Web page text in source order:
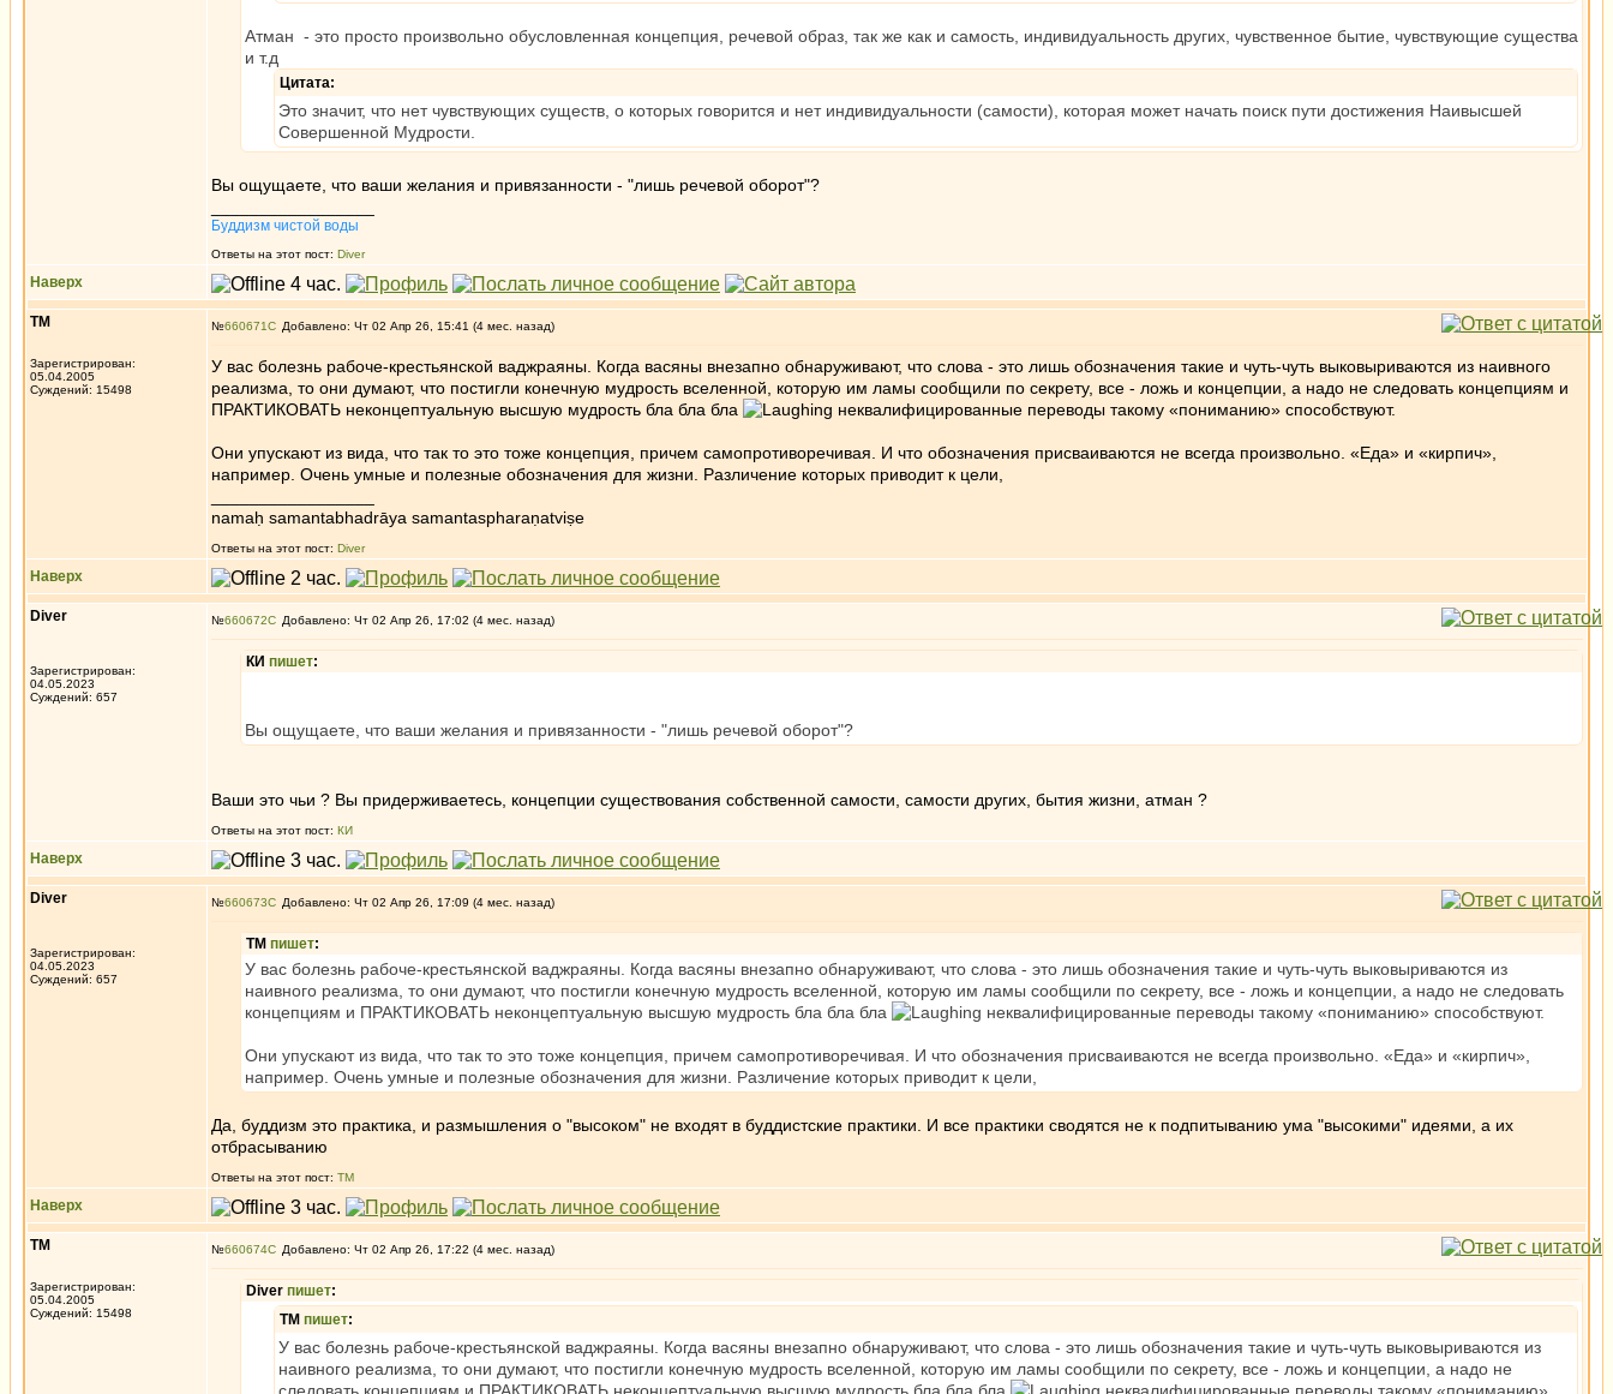
Атман - это просто произвольно обусловленная концепция, речевой образ, так же как и самость, индивидуальность других, чувственное бытие, чувствующие существа
и т.д
Цитата:
Это значит, что нет чувствующих существ, о которых говорится и нет индивидуальности (самости), которая может начать поиск пути достижения Наивысшей
Совершенной Мудрости.
Вы ощущаете, что ваши желания и привязанности - "лишь речевой оборот"?
Буддизм чистой воды
Ответы на этот пост: Diver
Наверх
ТМ
Зарегистрирован:
05.04.2005
Суждений: 15498
№660671 Добавлено: Чт 02 Апр 26, 15:41 (4 мес. назад)
У вас болезнь рабоче-крестьянской ваджраяны. Когда васяны внезапно обнаруживают, что слова - это лишь обозначения такие и чуть-чуть выковыриваются из наивного
реализма, то они думают, что постигли конечную мудрость вселенной, которую им ламы сообщили по секрету, все - ложь и концепции, а надо не следовать концепциям и
ПРАКТИКОВАТЬ неконцептуальную высшую мудрость бла бла бла
неквалифицированные переводы такому «пониманию» способствуют.
Они упускают из вида, что так то это тоже концепция, причем самопротиворечивая. И что обозначения присваиваются не всегда произвольно. «Еда» и «кирпич»,
например. Очень умные и полезные обозначения для жизни. Различение которых приводит к цели,
namaḥ samantabhadrāya samantaspharaṇatviṣe
Ответы на этот пост: Diver
Наверх
Diver
Зарегистрирован:
04.05.2023
Суждений: 657
№660672 Добавлено: Чт 02 Апр 26, 17:02 (4 мес. назад)
КИ пишет:
Вы ощущаете, что ваши желания и привязанности - "лишь речевой оборот"?
Ваши это чьи ? Вы придерживаетесь, концепции существования собственной самости, самости других, бытия жизни, атман ?
Ответы на этот пост: КИ
Наверх
Diver
Зарегистрирован:
04.05.2023
Суждений: 657
№660673 Добавлено: Чт 02 Апр 26, 17:09 (4 мес. назад)
ТМ пишет:
У вас болезнь рабоче-крестьянской ваджраяны. Когда васяны внезапно обнаруживают, что слова - это лишь обозначения такие и чуть-чуть выковыриваются из
наивного реализма, то они думают, что постигли конечную мудрость вселенной, которую им ламы сообщили по секрету, все - ложь и концепции, а надо не следовать
концепциям и ПРАКТИКОВАТЬ неконцептуальную высшую мудрость бла бла бла
неквалифицированные переводы такому «пониманию» способствуют.
Они упускают из вида, что так то это тоже концепция, причем самопротиворечивая. И что обозначения присваиваются не всегда произвольно. «Еда» и «кирпич»,
например. Очень умные и полезные обозначения для жизни. Различение которых приводит к цели,
Да, буддизм это практика, и размышления о "высоком" не входят в буддистские практики. И все практики сводятся не к подпитыванию ума "высокими" идеями, а их
отбрасыванию
Ответы на этот пост: ТМ
Наверх
ТМ
Зарегистрирован:
05.04.2005
Суждений: 15498
№660674 Добавлено: Чт 02 Апр 26, 17:22 (4 мес. назад)
Diver пишет:
ТМ пишет:
У вас болезнь рабоче-крестьянской ваджраяны. Когда васяны внезапно обнаруживают, что слова - это лишь обозначения такие и чуть-чуть выковыриваются из
наивного реализма, то они думают, что постигли конечную мудрость вселенной, которую им ламы сообщили по секрету, все - ложь и концепции, а надо не